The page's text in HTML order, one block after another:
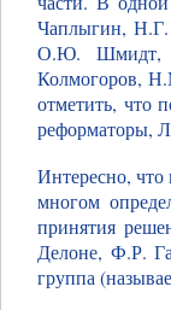
Чаплыгин,
О.Ю. Шмидт,
Колмогоров,
отметить, что
реформаторы,
Интересно, что
многом
принятия
Делоне, Ф.Р.
группа